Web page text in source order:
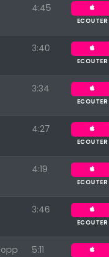
sur ENTREE pour valider...
4:45
ECOUTER
3:40
ECOUTER
3:34
ECOUTER
4:27
ECOUTER
4:19
ECOUTER
3:46
ECOUTER
5:11